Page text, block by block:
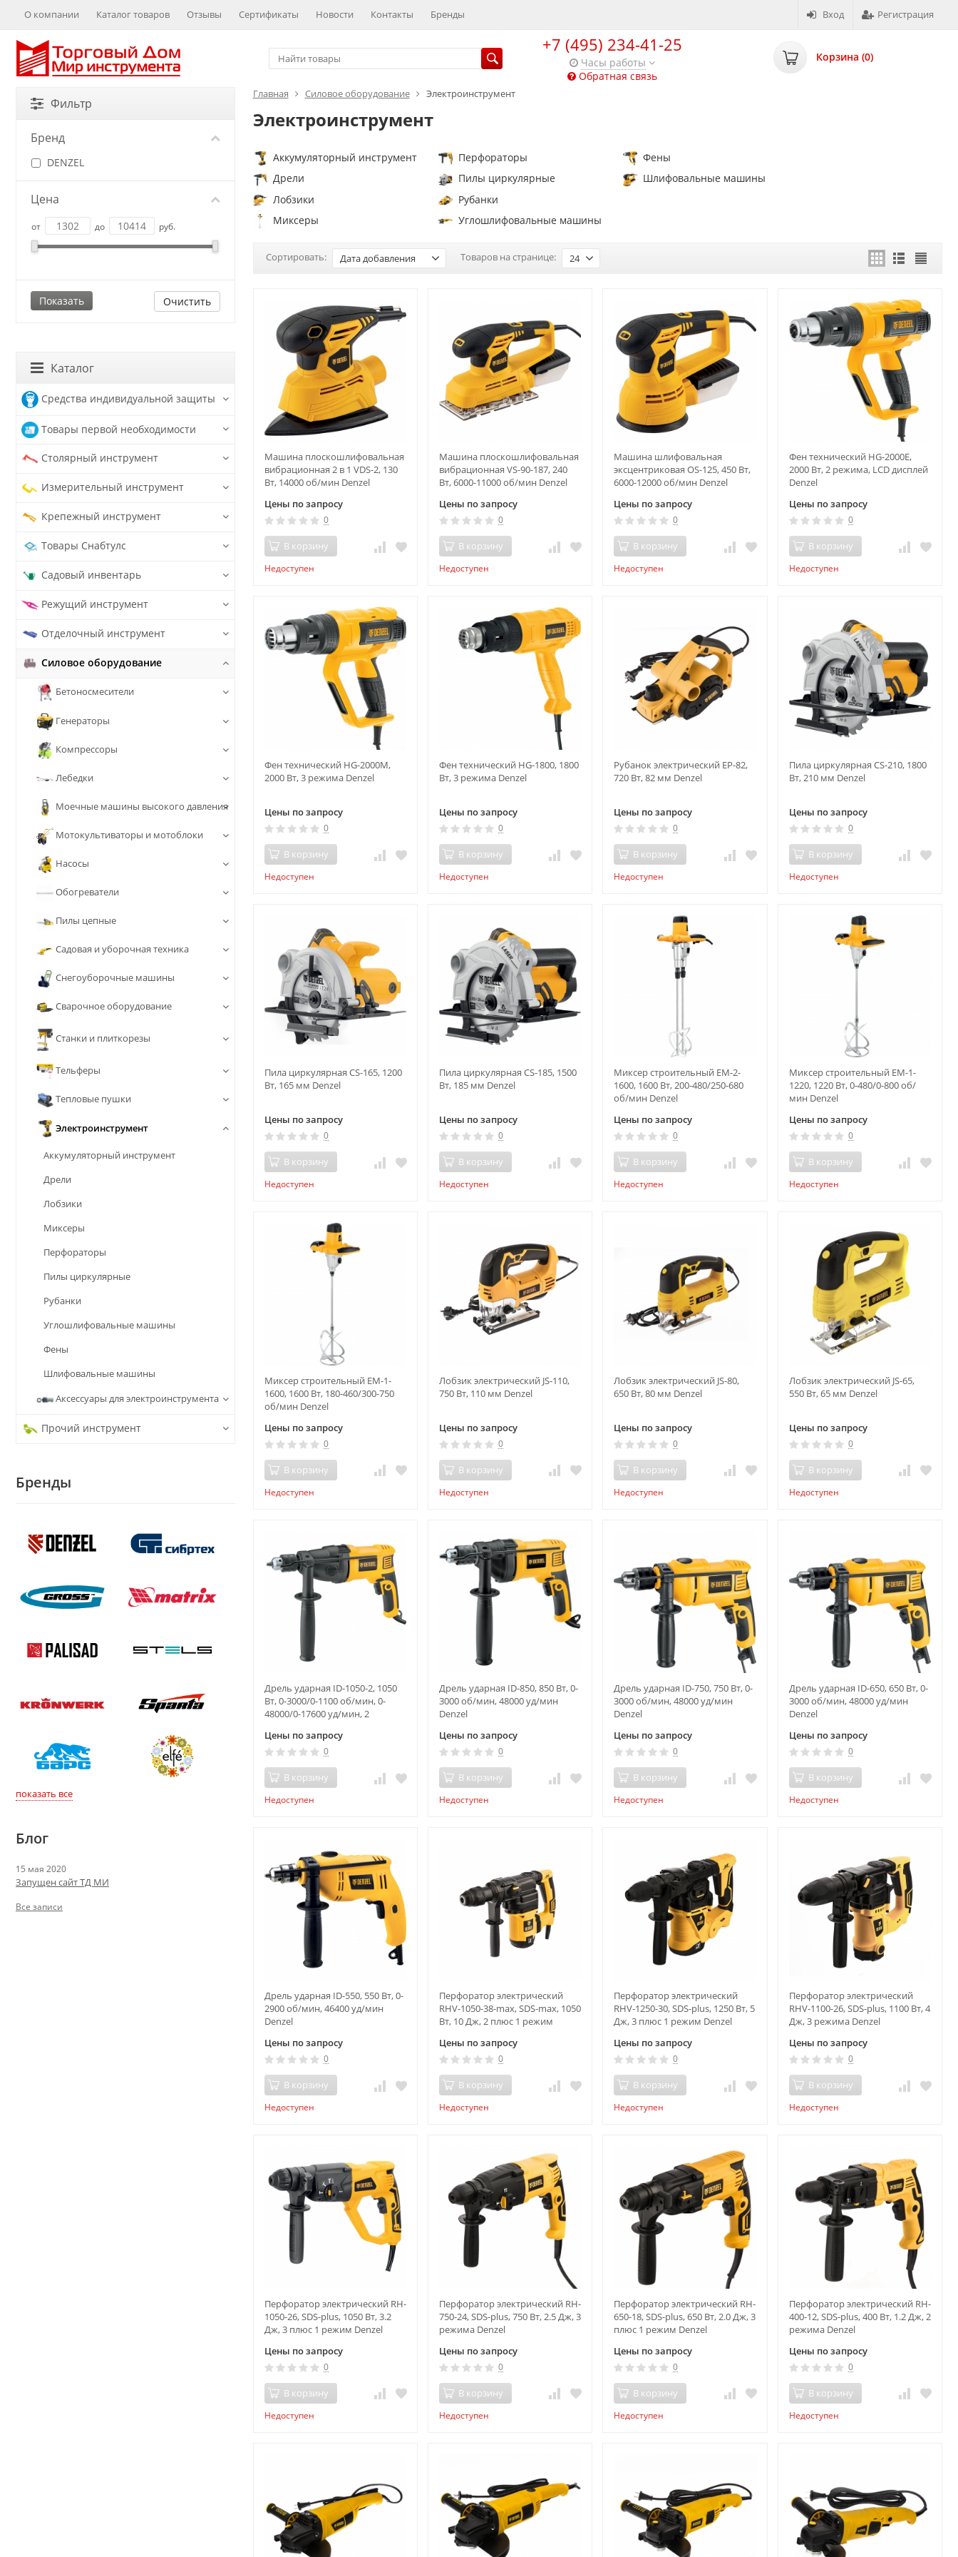
Вход Регистрация
О компании Каталог товаров Отзывы Сертификаты Новости Контакты Бренды
+7 (495) 234-41-25
Часы работы
Обратная связь
Корзина (0)
Главная Силовое оборудование Электроинструмент
Электроинструмент
Аккумуляторный инструмент
Дрели
Лобзики
Миксеры
Перфораторы
Пилы циркулярные
Рубанки
Углошлифовальные машины
Фены
Шлифовальные машины
Сортировать: Дата добавления Товаров на странице: 24
Машина плоскошлифовальная
вибрационная 2 в 1 VDS-2, 130
Вт, 14000 об/мин Denzel
Цены по запросу
0
В корзину
Недоступен
Машина плоскошлифовальная
вибрационная VS-90-187, 240
Вт, 6000-11000 об/мин Denzel
Цены по запросу
0
В корзину
Недоступен
Машина шлифовальная
эксцентриковая OS-125, 450 Вт,
6000-12000 об/мин Denzel
Цены по запросу
0
В корзину
Недоступен
Фен технический HG-2000E,
2000 Вт, 2 режима, LCD дисплей
Denzel
Цены по запросу
0
В корзину
Недоступен
Фен технический HG-2000M,
2000 Вт, 3 режима Denzel
Цены по запросу
0
В корзину
Недоступен
Фен технический HG-1800, 1800
Вт, 3 режима Denzel
Цены по запросу
0
В корзину
Недоступен
Рубанок электрический EP-82,
720 Вт, 82 мм Denzel
Цены по запросу
0
В корзину
Недоступен
Пила циркулярная CS-210, 1800
Вт, 210 мм Denzel
Цены по запросу
0
В корзину
Недоступен
Пила циркулярная CS-165, 1200
Вт, 165 мм Denzel
Цены по запросу
0
В корзину
Недоступен
Пила циркулярная CS-185, 1500
Вт, 185 мм Denzel
Цены по запросу
0
В корзину
Недоступен
Миксер строительный EM-2-
1600, 1600 Вт, 200-480/250-680
об/мин Denzel
Цены по запросу
0
В корзину
Недоступен
Миксер строительный EM-1-
1220, 1220 Вт, 0-480/0-800 об/
мин Denzel
Цены по запросу
0
В корзину
Недоступен
Миксер строительный EM-1-
1600, 1600 Вт, 180-460/300-750
об/мин Denzel
Цены по запросу
0
В корзину
Недоступен
Лобзик электрический JS-110,
750 Вт, 110 мм Denzel
Цены по запросу
0
В корзину
Недоступен
Лобзик электрический JS-80,
650 Вт, 80 мм Denzel
Цены по запросу
0
В корзину
Недоступен
Лобзик электрический JS-65,
550 Вт, 65 мм Denzel
Цены по запросу
0
В корзину
Недоступен
Дрель ударная ID-1050-2, 1050
Вт, 0-3000/0-1100 об/мин, 0-
48000/0-17600 уд/мин, 2
Цены по запросу
0
В корзину
Недоступен
Дрель ударная ID-850, 850 Вт, 0-
3000 об/мин, 48000 уд/мин
Denzel
Цены по запросу
0
В корзину
Недоступен
Дрель ударная ID-750, 750 Вт, 0-
3000 об/мин, 48000 уд/мин
Denzel
Цены по запросу
0
В корзину
Недоступен
Дрель ударная ID-650, 650 Вт, 0-
3000 об/мин, 48000 уд/мин
Denzel
Цены по запросу
0
В корзину
Недоступен
Дрель ударная ID-550, 550 Вт, 0-
2900 об/мин, 46400 уд/мин
Denzel
Цены по запросу
0
В корзину
Недоступен
Перфоратор электрический
RHV-1050-38-max, SDS-max, 1050
Вт, 10 Дж, 2 плюс 1 режим
Цены по запросу
0
В корзину
Недоступен
Перфоратор электрический
RHV-1250-30, SDS-plus, 1250 Вт, 5
Дж, 3 плюс 1 режим Denzel
Цены по запросу
0
В корзину
Недоступен
Перфоратор электрический
RHV-1100-26, SDS-plus, 1100 Вт, 4
Дж, 3 режима Denzel
Цены по запросу
0
В корзину
Недоступен
Перфоратор электрический RH-
1050-26, SDS-plus, 1050 Вт, 3.2
Дж, 3 плюс 1 режим Denzel
Цены по запросу
0
В корзину
Недоступен
Перфоратор электрический RH-
750-24, SDS-plus, 750 Вт, 2.5 Дж, 3
режима Denzel
Цены по запросу
0
В корзину
Недоступен
Перфоратор электрический RH-
650-18, SDS-plus, 650 Вт, 2.0 Дж, 3
плюс 1 режим Denzel
Цены по запросу
0
В корзину
Недоступен
Перфоратор электрический RH-
400-12, SDS-plus, 400 Вт, 1.2 Дж, 2
режима Denzel
Цены по запросу
0
В корзину
Недоступен
Фильтр
Бренд
DENZEL
Цена
от до руб.
Очистить
Каталог
Средства индивидуальной защиты
Товары первой необходимости
Столярный инструмент
Измерительный инструмент
Крепежный инструмент
Товары Снабтулс
Садовый инвентарь
Режущий инструмент
Отделочный инструмент
Силовое оборудование
Бетоносмесители
Генераторы
Компрессоры
Лебедки
Моечные машины высокого давления
Мотокультиваторы и мотоблоки
Насосы
Обогреватели
Пилы цепные
Садовая и уборочная техника
Снегоуборочные машины
Сварочное оборудование
Станки и плиткорезы
Тельферы
Тепловые пушки
Электроинструмент
Аккумуляторный инструмент
Дрели
Лобзики
Миксеры
Перфораторы
Пилы циркулярные
Рубанки
Углошлифовальные машины
Фены
Шлифовальные машины
Аксессуары для электроинструмента
Прочий инструмент
Бренды
показать все
Блог
15 мая 2020
Запущен сайт ТД МИ
Все записи